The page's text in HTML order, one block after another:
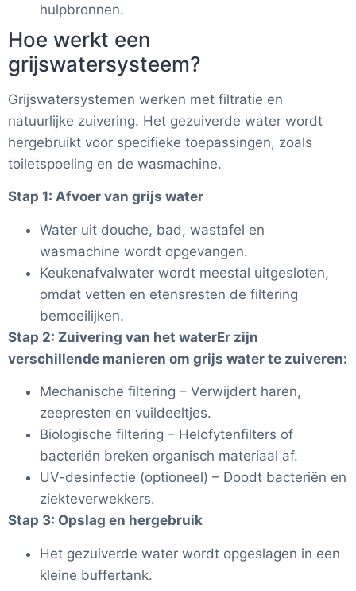
hulpbronnen.
Hoe werkt een
grijswatersysteem?
Grijswatersystemen werken met filtratie en
natuurlijke zuivering. Het gezuiverde water wordt
hergebruikt voor specifieke toepassingen, zoals
toiletspoeling en de wasmachine.
Stap 1: Afvoer van grijs water
Water uit douche, bad, wastafel en
wasmachine wordt opgevangen.
Keukenafvalwater wordt meestal uitgesloten,
omdat vetten en etensresten de filtering
bemoeilijken.
Stap 2: Zuivering van het waterEr zijn
verschillende manieren om grijs water te zuiveren:
Mechanische filtering – Verwijdert haren,
zeepresten en vuildeeltjes.
Biologische filtering – Helofytenfilters of
bacteriën breken organisch materiaal af.
UV-desinfectie (optioneel) – Doodt bacteriën en
ziekteverwekkers.
Stap 3: Opslag en hergebruik
Het gezuiverde water wordt opgeslagen in een
kleine buffertank.